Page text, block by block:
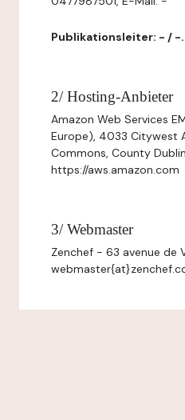
Publikationsleiter: - / -.
2/ Hosting-Anbieter
Amazon Web Services
Europe), 4033 Citywest
Commons, County
https://aws.amazon.com
3/ Webmaster
Zenchef - 63 avenue de